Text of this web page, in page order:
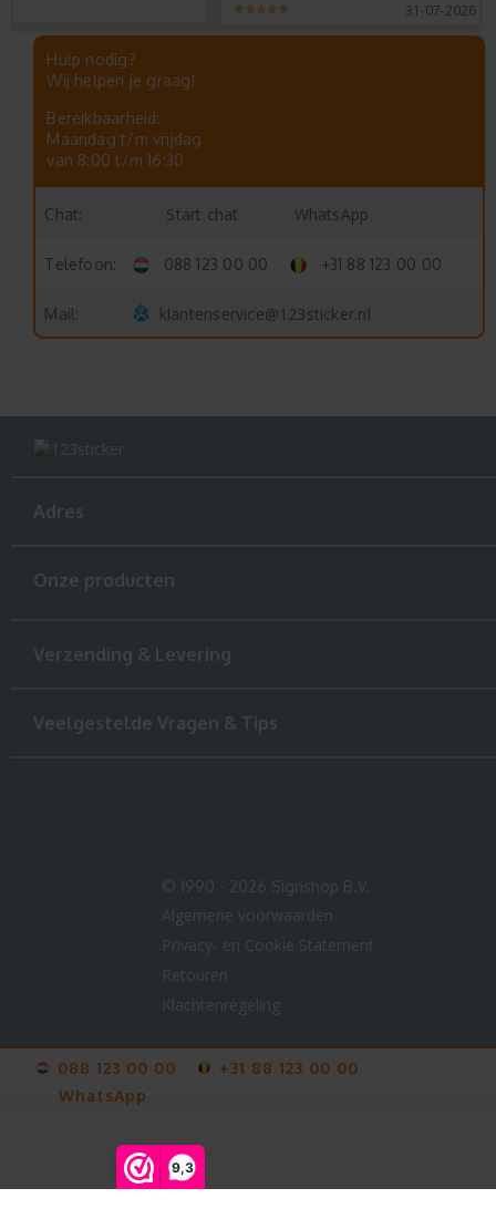
9,3
31-07-2026
Hulp nodig?
Wij helpen je graag!
Bereikbaarheid:
Maandag t/m vrijdag
van 8:00 t/m 16:30
Chat: Start chat WhatsApp
Telefoon: 088 123 00 00 +31 88 123 00 00
Mail: klantenservice@123sticker.nl
Adres
Onze producten
Verzending & Levering
Veelgestelde Vragen & Tips
© 1990 - 2026 Signshop B.V.
Algemene voorwaarden
Privacy- en Cookie Statement
Retouren
Klachtenregeling
088 123 00 00
+31 88 123 00 00
WhatsApp
info@123sticker.nl